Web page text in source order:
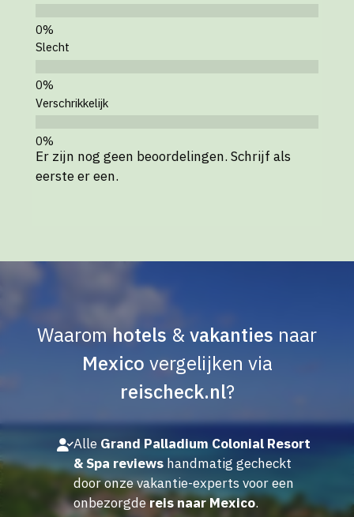
Slecht
Verschrikkelijk
Er zijn nog geen beoordelingen. Schrijf als
eerste er een.
Waaromhotels & vakanties naar
Mexico vergelijken via
reischeck.nl?
Alle Grand Palladium Colonial Resort
& Spa reviewshandmatig gecheckt
door onze vakantie-experts voor een
onbezorgdereis naar Mexico.